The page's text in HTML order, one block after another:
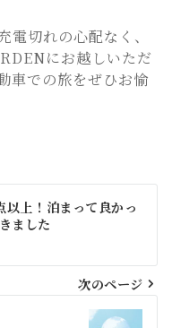
切れの心配なく、
にお越しいただ
車での旅をぜひお愉
以上！泊まって良かっ
ました
次のページ